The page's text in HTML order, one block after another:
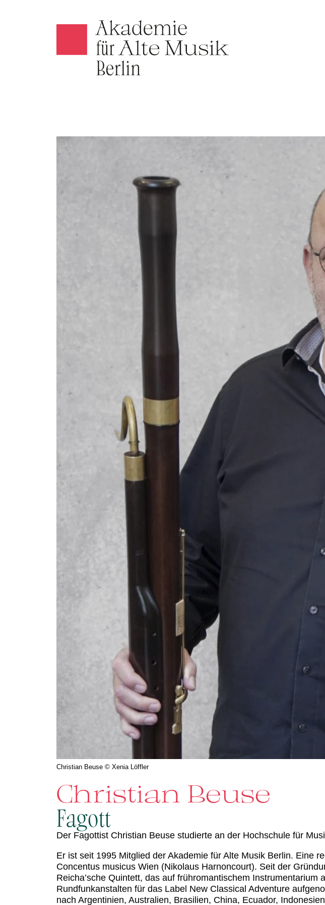
Akamus
Christian Beuse © Xenia Löffler
Christian Beuse
Fagott
Der Fagottist Christian Beuse studierte an der Hochschule für
Er ist seit 1995 Mitglied der Akademie für Alte Musik Berlin. Eine
Concentus musicus Wien (Nikolaus Harnoncourt). Seit der
Reicha’sche Quintett, das auf frühromantischem
Rundfunkanstalten für das Label New Classical Adventure
nach Argentinien, Australien, Brasilien, China, Ecuador,